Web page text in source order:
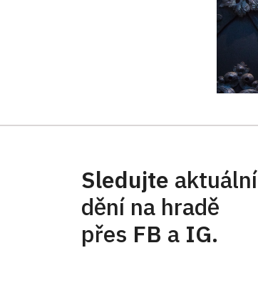
Sledujte aktuální
dění na hradě
přes FB a IG.